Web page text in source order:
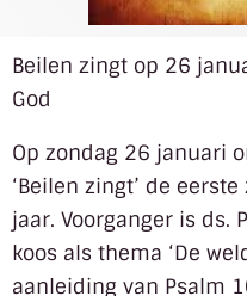
Beilen zingt op 26
God
Op zondag 26 januari
‘Beilen zingt’ de
jaar. Voorganger is ds.
koos als thema ‘De
aanleiding van Psalm